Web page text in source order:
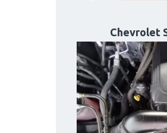
Chevrolet